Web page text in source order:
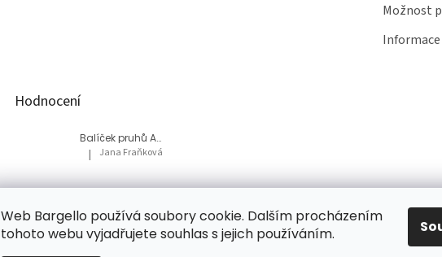
Web Bargello používá soubory cookie. Dalším procházením
tohoto webu vyjadřujete souhlas s jejich používáním.
Možnost
Hodnocení
Balíček pruhů Akvárium
Hodnocení produktu je 5 z 5 hvězdiček.
| Jana Fraňková
Hodnocení produktu je 5 z 5 hvězdiček.
Tatiana Bacikova